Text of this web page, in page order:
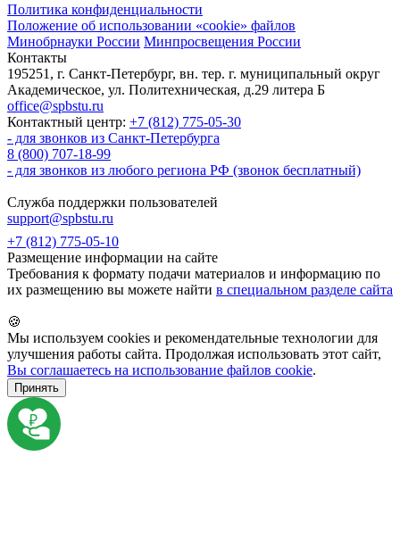
Политика конфиденциальности
Положение об использовании «cookie» файлов
Минобрнауки России Минпросвещения России
Контакты
195251, г. Санкт-Петербург, вн. тер. г. муниципальный округ
Академическое, ул. Политехническая, д.29 литера Б
office@spbstu.ru
Контактный центр: +7 (812) 775-05-30
- для звонков из Санкт-Петербурга
8 (800) 707-18-99
- для звонков из любого региона РФ (звонок бесплатный)
Служба поддержки пользователей
support@spbstu.ru
+7 (812) 775-05-10
Размещение информации на сайте
Требования к формату подачи материалов и информацию по
их размещению вы можете найти в специальном разделе сайта
🍪
Мы используем cookies и рекомендательные технологии для
улучшения работы сайта. Продолжая использовать этот сайт,
Вы соглашаетесь на использование файлов cookie.
Принять